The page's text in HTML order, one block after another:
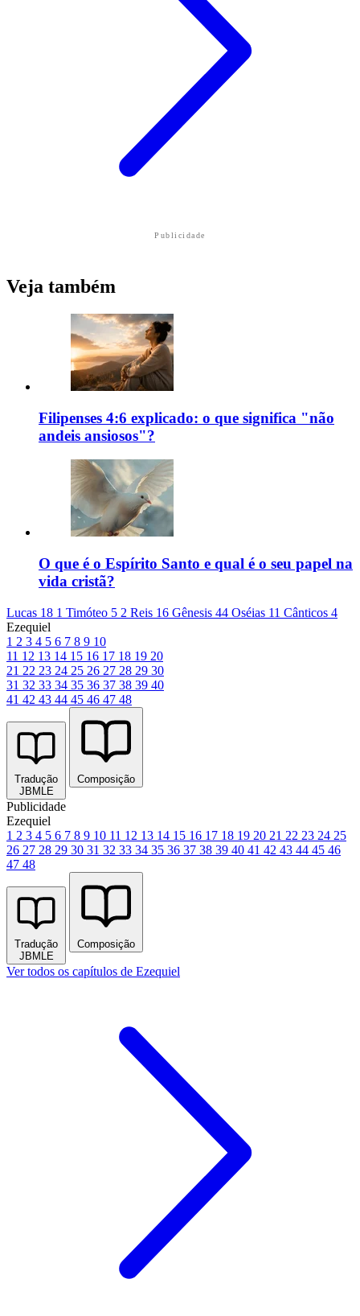
Publicidade
Veja também
Filipenses 4:6 explicado: o que significa "não
andeis ansiosos"?
O que é o Espírito Santo e qual é o seu papel na
vida cristã?
Lucas 18 1 Timóteo 5 2 Reis 16 Gênesis 44 Oséias 11 Cânticos 4
Ezequiel
1 2 3 4 5 6 7 8 9 10
11 12 13 14 15 16 17 18 19 20
21 22 23 24 25 26 27 28 29 30
31 32 33 34 35 36 37 38 39 40
41 42 43 44 45 46 47 48
Tradução
JBMLE
Composição
Publicidade
Ezequiel
1 2 3 4 5 6 7 8 9 10 11 12 13 14 15 16 17 18 19 20 21 22 23 24 25
26 27 28 29 30 31 32 33 34 35 36 37 38 39 40 41 42 43 44 45 46
47 48
Tradução
JBMLE
Composição
Ver todos os capítulos de Ezequiel